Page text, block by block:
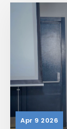
Apr 9 2026